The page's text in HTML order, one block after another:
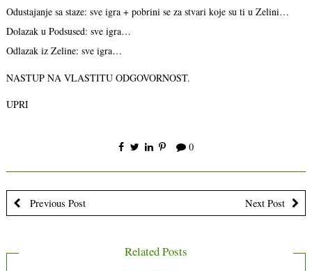
Odustajanje sa staze: sve igra + pobrini se za stvari koje su ti u Zelini…
Dolazak u Podsused: sve igra…
Odlazak iz Zeline: sve igra…
NASTUP NA VLASTITU ODGOVORNOST.
UPRI
0
Previous Post Next Post
Related Posts